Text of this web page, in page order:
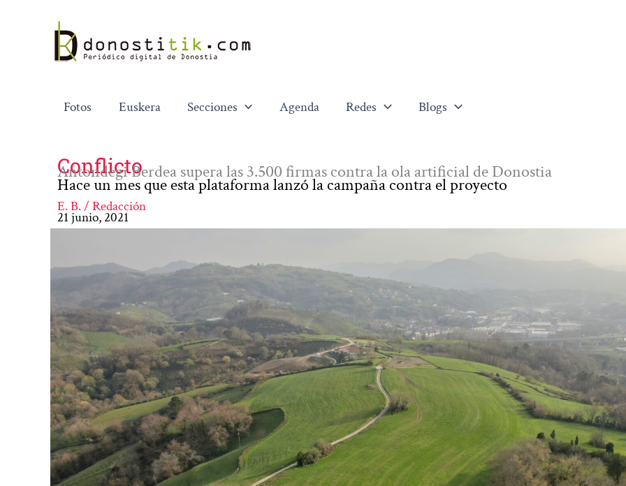
contenido
Fotos Euskera Secciones Agenda Redes Blogs
Conflicto
Antondegi Berdea supera las 3.500 firmas contra la ola artificial de Donostia
Hace un mes que esta plataforma lanzó la campaña contra el proyecto
E. B. / Redacción
21 junio, 2021